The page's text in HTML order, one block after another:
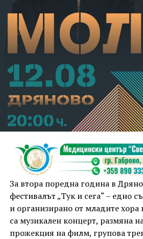
За втора поредна година в
фестивалът „Тук и сега“ – едно
и организирано от младите
са музикален концерт, размяна
прожекция на филм, групова